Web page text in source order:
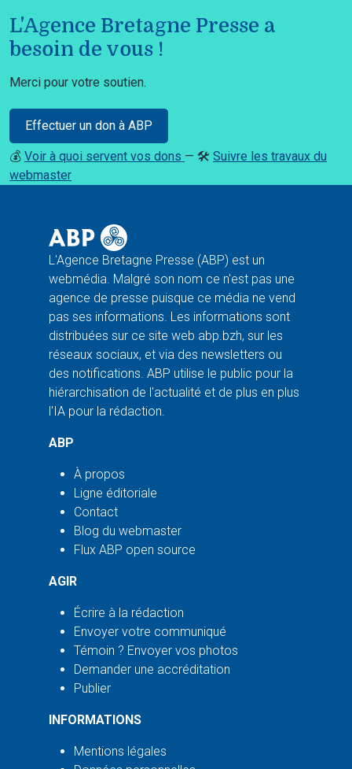
L'Agence Bretagne Presse a
besoin de vous !
Merci pour votre soutien.
Effectuer un don à ABP
💰 Voir à quoi servent vos dons — 🛠️ Suivre les travaux du
webmaster
L'Agence Bretagne Presse (ABP) est un
webmédia. Malgré son nom ce n'est pas une
agence de presse puisque ce média ne vend
pas ses informations. Les informations sont
distribuées sur ce site web abp.bzh, sur les
réseaux sociaux, et via des newsletters ou
des notifications. ABP utilise le public pour la
hiérarchisation de l'actualité et de plus en plus
l'IA pour la rédaction.
ABP
À propos
Ligne éditoriale
Contact
Blog du webmaster
Flux ABP open source
AGIR
Écrire à la rédaction
Envoyer votre communiqué
Témoin ? Envoyer vos photos
Demander une accréditation
Publier
INFORMATIONS
Mentions légales